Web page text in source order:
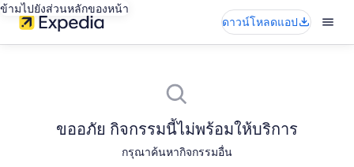
ข้ามไปยังส่วนหลักของหน้า
ดาวน์โหลดแอป
ขออภัย กิจกรรมนี้ไม่พร้อมให้บริการ
กรุณาค้นหากิจกรรมอื่น